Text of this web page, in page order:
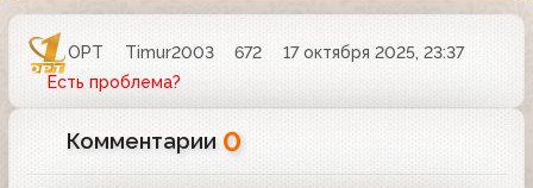
ОРТ Timur2003 672
17 октября 2025, 23:37
Есть проблема?
Комментарии 0